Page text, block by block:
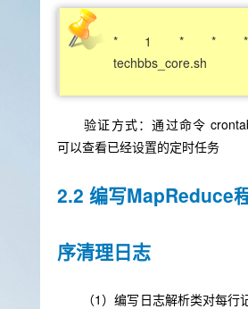
* 1 * * *
techbbs_core.sh
验证方式：通过命令
可以查看已经设置的定时任务
2.2 编写MapReduce
序清理日志
（1）编写日志解析类对每行